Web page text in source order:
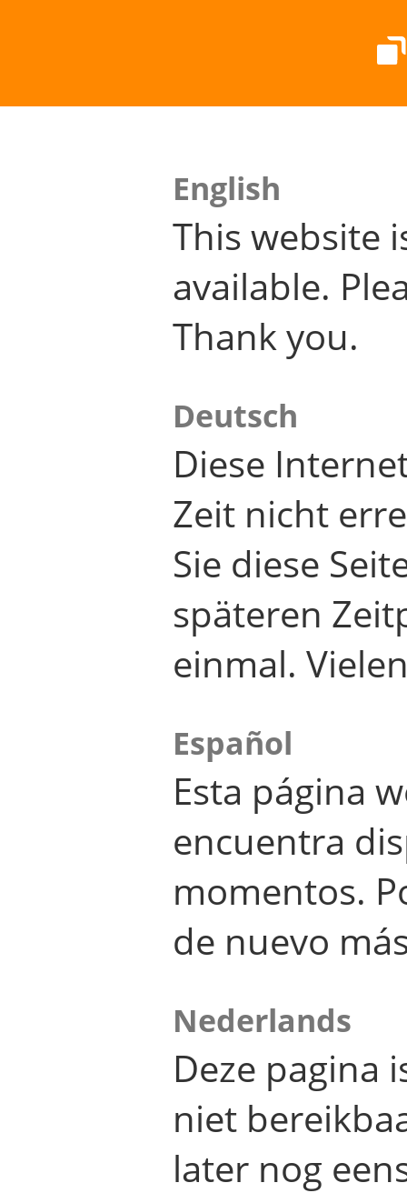
English
This website
available.
Thank you.
Deutsch
Diese
Zeit nicht
Sie diese
späteren
einmal.
Español
Esta página
encuentra
momentos.
de nuevo
Nederlands
Deze pagina
niet
later nog